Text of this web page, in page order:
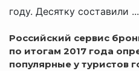
году. Десятку составили ...
Российский сервис
по итогам 2017 года
популярные у туристов